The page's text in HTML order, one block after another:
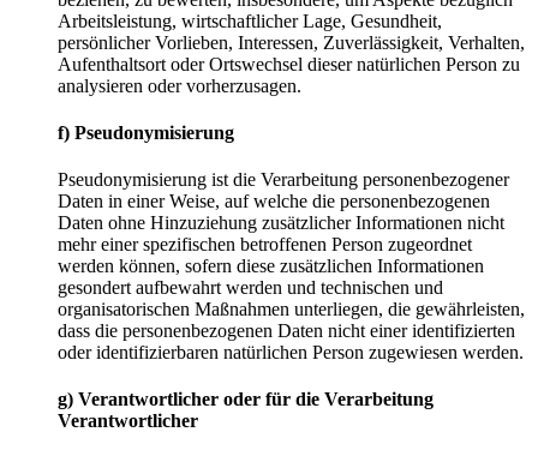
Arbeitsleistung, wirtschaftlicher Lage, Gesundheit,
persönlicher Vorlieben, Interessen, Zuverlässigkeit, Verhalten,
Aufenthaltsort oder Ortswechsel dieser natürlichen Person zu
analysieren oder vorherzusagen.
f) Pseudonymisierung
Pseudonymisierung ist die Verarbeitung personenbezogener
Daten in einer Weise, auf welche die personenbezogenen
Daten ohne Hinzuziehung zusätzlicher Informationen nicht
mehr einer spezifischen betroffenen Person zugeordnet
werden können, sofern diese zusätzlichen Informationen
gesondert aufbewahrt werden und technischen und
organisatorischen Maßnahmen unterliegen, die gewährleisten,
dass die personenbezogenen Daten nicht einer identifizierten
oder identifizierbaren natürlichen Person zugewiesen werden.
g) Verantwortlicher oder für die Verarbeitung
Verantwortlicher